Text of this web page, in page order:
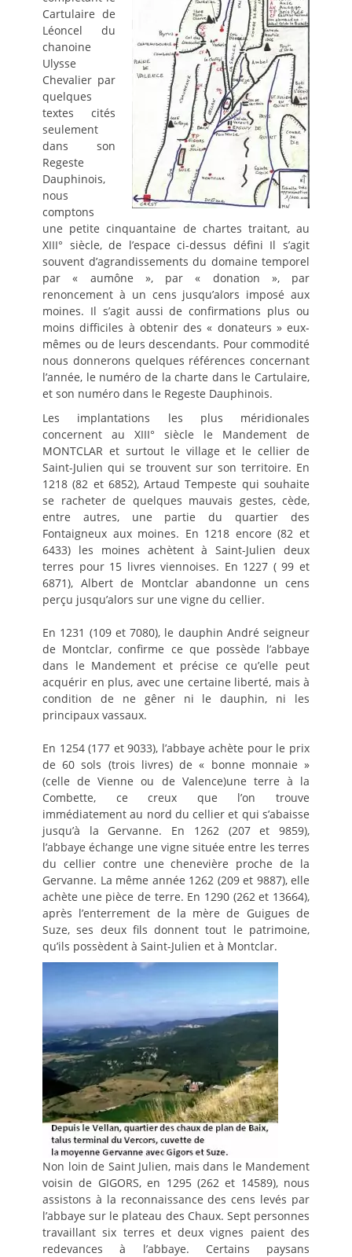
Cartulaire de
Léoncel du
chanoine
Ulysse
Chevalier par
quelques
textes cités
seulement
dans son
Regeste
Dauphinois,
nous
comptons
une petite cinquantaine de chartes traitant, au
XIII° siècle, de l’espace ci-dessus défini Il s’agit
souvent d’agrandissements du domaine temporel
par « aumône », par « donation », par
renoncement à un cens jusqu’alors imposé aux
moines. Il s’agit aussi de confirmations plus ou
moins difficiles à obtenir des « donateurs » eux-
mêmes ou de leurs descendants. Pour commodité
nous donnerons quelques références concernant
l’année, le numéro de la charte dans le Cartulaire,
et son numéro dans le Regeste Dauphinois.
Les implantations les plus méridionales
concernent au XIII° siècle le Mandement de
MONTCLAR et surtout le village et le cellier de
Saint-Julien qui se trouvent sur son territoire. En
1218 (82 et 6852), Artaud Tempeste qui souhaite
se racheter de quelques mauvais gestes, cède,
entre autres, une partie du quartier des
Fontaigneux aux moines. En 1218 encore (82 et
6433) les moines achètent à Saint-Julien deux
terres pour 15 livres viennoises. En 1227 ( 99 et
6871), Albert de Montclar abandonne un cens
perçu jusqu’alors sur une vigne du cellier.
En 1231 (109 et 7080), le dauphin André seigneur
de Montclar, confirme ce que possède l’abbaye
dans le Mandement et précise ce qu’elle peut
acquérir en plus, avec une certaine liberté, mais à
condition de ne gêner ni le dauphin, ni les
principaux vassaux.
En 1254 (177 et 9033), l’abbaye achète pour le prix
de 60 sols (trois livres) de « bonne monnaie »
(celle de Vienne ou de Valence)une terre à la
Combette, ce creux que l’on trouve
immédiatement au nord du cellier et qui s’abaisse
jusqu’à la Gervanne. En 1262 (207 et 9859),
l’abbaye échange une vigne située entre les terres
du cellier contre une chenevière proche de la
Gervanne. La même année 1262 (209 et 9887), elle
achète une pièce de terre. En 1290 (262 et 13664),
après l’enterrement de la mère de Guigues de
Suze, ses deux fils donnent tout le patrimoine,
qu’ils possèdent à Saint-Julien et à Montclar.
Non loin de Saint Julien, mais dans le Mandement
voisin de GIGORS, en 1295 (262 et 14589), nous
assistons à la reconnaissance des cens levés par
l’abbaye sur le plateau des Chaux. Sept personnes
travaillant six terres et deux vignes paient des
redevances à l’abbaye. Certains paysans